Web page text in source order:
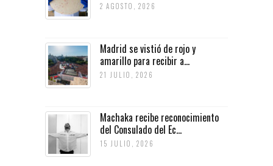
2 AGOSTO, 2026
Madrid se vistió de rojo y
amarillo para recibir a...
21 JULIO, 2026
Machaka recibe reconocimiento
del Consulado del Ec...
15 JULIO, 2026